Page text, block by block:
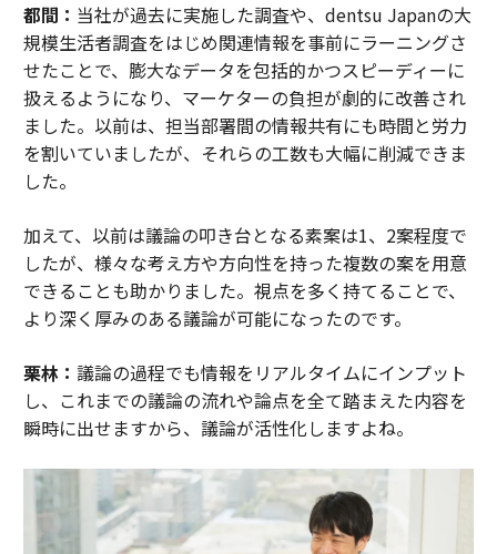
都間： 当社が過去に実施した調査や、dentsu Japanの大
規模生活者調査をはじめ関連情報を事前にラーニングさ
せたことで、膨大なデータを包括的かつスピーディーに
扱えるようになり、マーケターの負担が劇的に改善され
ました。以前は、担当部署間の情報共有にも時間と労力
を割いていましたが、それらの工数も大幅に削減できま
した。
加えて、以前は議論の叩き台となる素案は1、2案程度で
したが、様々な考え方や方向性を持った複数の案を用意
できることも助かりました。視点を多く持てることで、
より深く厚みのある議論が可能になったのです。
栗林： 議論の過程でも情報をリアルタイムにインプット
し、これまでの議論の流れや論点を全て踏まえた内容を
瞬時に出せますから、議論が活性化しますよね。